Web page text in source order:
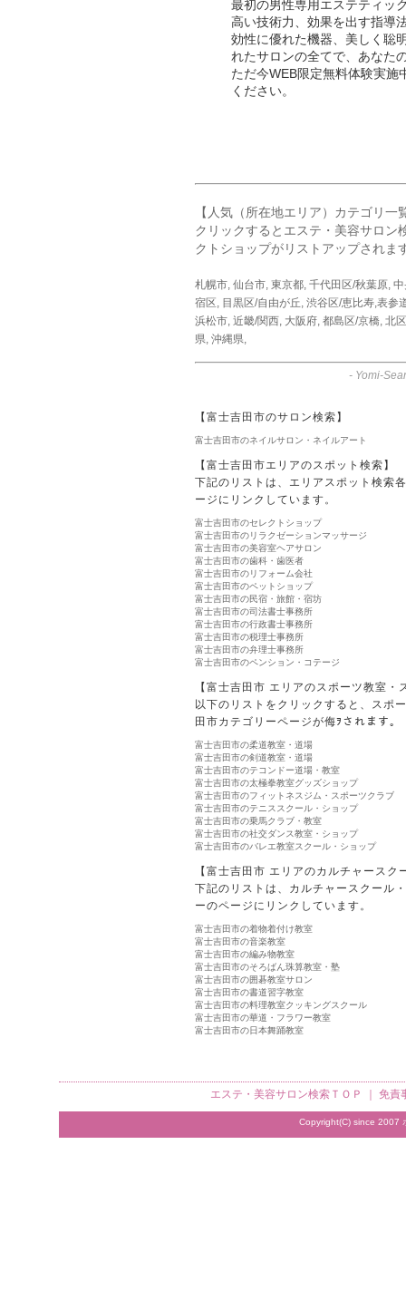
最初の男性専用エステティッ
高い技術力、効果を出す指導
効性に優れた機器、美しく聡
れたサロンの全てで、あなた
ただ今WEB限定無料体験実施
ください。
【人気（所在地エリア）カテゴリ一
クリックするとエステ・美容サロン
クトショップがリストアップされま
札幌市, 仙台市, 東京都, 千代田区/秋葉原,
宿区, 目黒区/自由が丘, 渋谷区/恵比寿,表参
浜松市, 近畿/関西, 大阪府, 都島区/京橋, 北
県, 沖縄県,
- Yomi-
【富士吉田市のサロン検索】
富士吉田市のネイルサロン・ネイルアート
【富士吉田市エリアのスポット検索】
下記のリストは、エリアスポット検索
ージにリンクしています。
富士吉田市のセレクトショップ
富士吉田市のリラクゼーションマッサージ
富士吉田市の美容室ヘアサロン
富士吉田市の歯科・歯医者
富士吉田市のリフォーム会社
富士吉田市のペットショップ
富士吉田市の民宿・旅館・宿坊
富士吉田市の司法書士事務所
富士吉田市の行政書士事務所
富士吉田市の税理士事務所
富士吉田市の弁理士事務所
富士吉田市のペンション・コテージ
【富士吉田市 エリアのスポーツ教室・
以下のリストをクリックすると、スポ
田市カテゴリーページが侮ｦされます。
富士吉田市の柔道教室・道場
富士吉田市の剣道教室・道場
富士吉田市のテコンドー道場・教室
富士吉田市の太極拳教室グッズショップ
富士吉田市のフィットネスジム・スポーツクラブ
富士吉田市のテニススクール・ショップ
富士吉田市の乗馬クラブ・教室
富士吉田市の社交ダンス教室・ショップ
富士吉田市のバレエ教室スクール・ショップ
【富士吉田市 エリアのカルチャースク
下記のリストは、カルチャースクール
ーのページにリンクしています。
富士吉田市の着物着付け教室
富士吉田市の音楽教室
富士吉田市の編み物教室
富士吉田市のそろばん珠算教室・塾
富士吉田市の囲碁教室サロン
富士吉田市の書道習字教室
富士吉田市の料理教室クッキングスクール
富士吉田市の華道・フラワー教室
富士吉田市の日本舞踊教室
エステ・美容サロン検索 ＴＯＰ ｜ 免責
Copyright(C) since 2007